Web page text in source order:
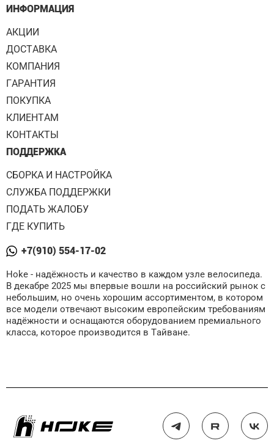
ИНФОРМАЦИЯ
АКЦИИ
ДОСТАВКА
КОМПАНИЯ
ГАРАНТИЯ
ПОКУПКА
КЛИЕНТАМ
КОНТАКТЫ
ПОДДЕРЖКА
СБОРКА И НАСТРОЙКА
СЛУЖБА ПОДДЕРЖКИ
ПОДАТЬ ЖАЛОБУ
ГДЕ КУПИТЬ
+7(910) 554-17-02
Hoke - надёжность и качество в каждом узле велосипеда.
В декабре 2025 мы впервые вошли на российский рынок с
небольшим, но очень хорошим ассортиментом, в котором
все модели отвечают высоким европейским требованиям
надёжности и оснащаются оборудованием премиального
класса, которое производится в Тайване.